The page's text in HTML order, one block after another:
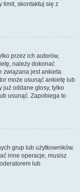
limit, skontaktuj się z
przez ich autorów,
należy dokonać
związana jest ankieta.
może usunąć ankietę lub
oddane głosy, tylko
usunąć. Zapobiega to
grup lub użytkowników.
inne operacje, musisz
lub